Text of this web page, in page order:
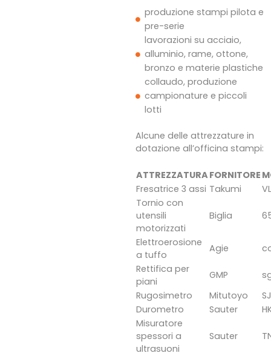
produzione stampi pilota e
pre-serie
lavorazioni su acciaio,
alluminio, rame, ottone,
bronzo e materie plastiche
collaudo, produzione
campionature e piccoli
lotti
Alcune delle attrezzature in
dotazione all’officina stampi:
ATTREZZATURAFORNITORE
Fresatrice 3 assi Takumi
Tornio con
utensili
motorizzati
Biglia
Elettroerosione
a tuffo
Agie
Rettifica per
piani
GMP
Rugosimetro
Mitutoyo
Durometro
Sauter
Misuratore
spessori a
ultrasuoni
Sauter